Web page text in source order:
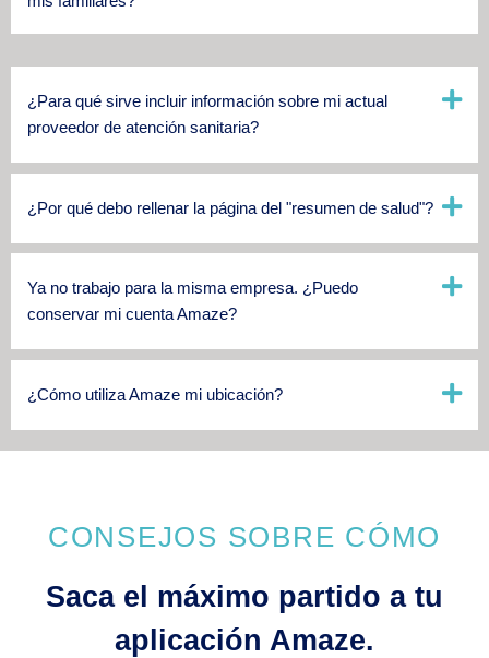
¿Para qué sirve incluir información sobre mi actual
proveedor de atención sanitaria?
¿Por qué debo rellenar la página del "resumen de salud"?
Ya no trabajo para la misma empresa. ¿Puedo
conservar mi cuenta Amaze?
¿Cómo utiliza Amaze mi ubicación?
CONSEJOS SOBRE CÓMO
Saca el máximo partido a tu
aplicación Amaze.